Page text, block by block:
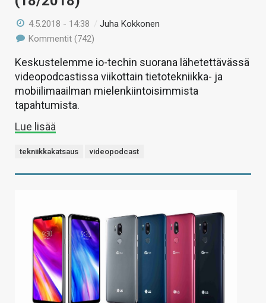
4.5.2018 - 14:38 /Juha Kokkonen
Kommentit (742)
Keskustelemme io-techin suorana lähetettävässä
videopodcastissa viikottain tietotekniikka- ja
mobiilimaailman mielenkiintoisimmista
tapahtumista.
Lue lisää
tekniikkakatsaus videopodcast